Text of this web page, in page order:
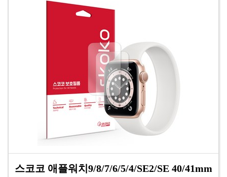
스코코 애플워치9/8/7/6/5/4/SE2/SE 40/41mm